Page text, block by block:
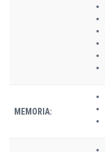
MEMORIA: